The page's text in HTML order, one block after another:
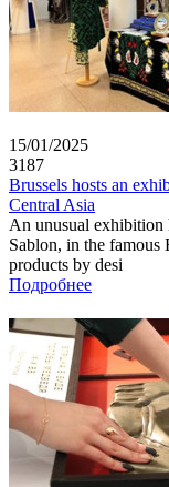
15/01/2025
3187
Brussels hosts an
Central Asia
An unusual exhibition
Sablon, in the famous
products by desi
Подробнее